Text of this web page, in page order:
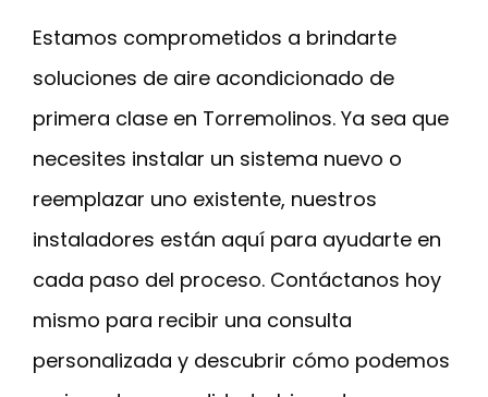
Estamos comprometidos a brindarte
soluciones de aire acondicionado de
primera clase en Torremolinos. Ya sea que
necesites instalar un sistema nuevo o
reemplazar uno existente, nuestros
instaladores están aquí para ayudarte en
cada paso del proceso. Contáctanos hoy
mismo para recibir una consulta
personalizada y descubrir cómo podemos